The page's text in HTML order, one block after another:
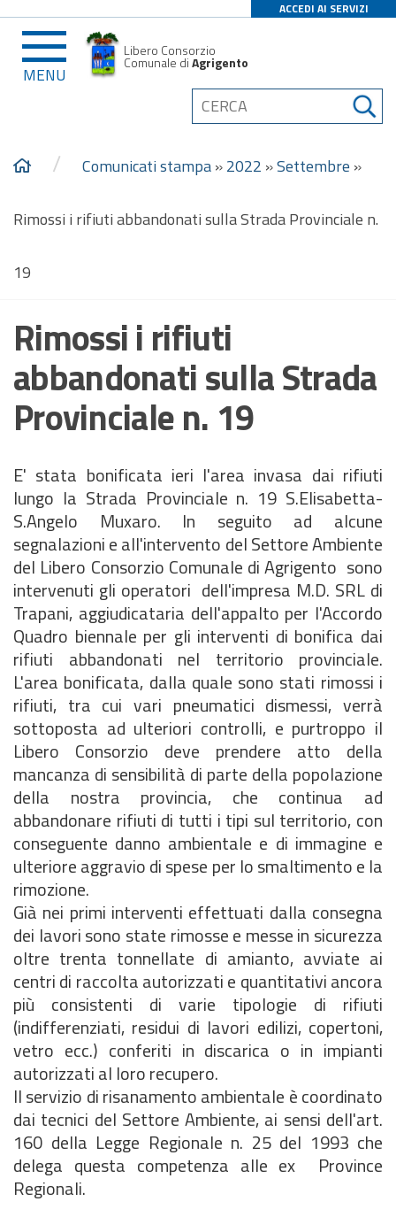
ACCEDI AI SERVIZI
MENU
Libero Consorzio
Comunale diAgrigento
/ Comunicati stampa»2022 »Settembre »
Rimossi i rifiuti abbandonati sulla Strada Provinciale n.
19
Rimossi i rifiuti
abbandonati sulla Strada
Provinciale n. 19
E' stata bonificata ieri l'area invasa dai rifiuti
lungo la Strada Provinciale n. 19 S.Elisabetta-
S.Angelo Muxaro. In seguito ad alcune
segnalazioni e all'intervento del Settore Ambiente
del Libero Consorzio Comunale di Agrigento sono
intervenuti gli operatori dell'impresa M.D. SRL di
Trapani, aggiudicataria dell'appalto per l'Accordo
Quadro biennale per gli interventi di bonifica dai
rifiuti abbandonati nel territorio provinciale.
L'area bonificata, dalla quale sono stati rimossi i
rifiuti, tra cui vari pneumatici dismessi, verrà
sottoposta ad ulteriori controlli, e purtroppo il
Libero Consorzio deve prendere atto della
mancanza di sensibilità di parte della popolazione
della nostra provincia, che continua ad
abbandonare rifiuti di tutti i tipi sul territorio, con
conseguente danno ambientale e di immagine e
ulteriore aggravio di spese per lo smaltimento e la
rimozione.
Già nei primi interventi effettuati dalla consegna
dei lavori sono state rimosse e messe in sicurezza
oltre trenta tonnellate di amianto, avviate ai
centri di raccolta autorizzati e quantitativi ancora
più consistenti di varie tipologie di rifiuti
(indifferenziati, residui di lavori edilizi, copertoni,
vetro ecc.) conferiti in discarica o in impianti
autorizzati al loro recupero.
Il servizio di risanamento ambientale è coordinato
dai tecnici del Settore Ambiente, ai sensi dell'art.
160 della Legge Regionale n. 25 del 1993 che
delega questa competenza alle ex Province
Regionali.